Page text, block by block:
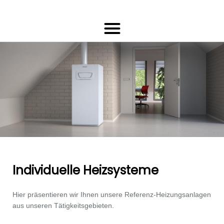
Individuelle Heizsysteme
Hier präsentieren wir Ihnen unsere Referenz-Heizungsanlagen
aus unseren Tätigkeitsgebieten.